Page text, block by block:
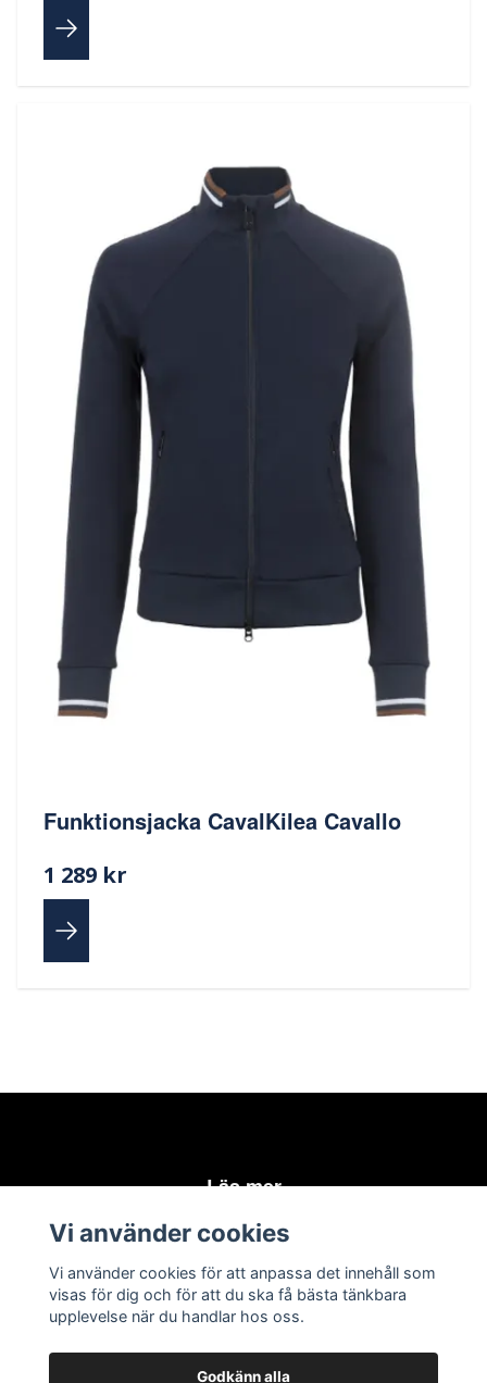
Funktionsjacka CavalKilea Cavallo
1 289 kr
Läs mer
Kontakt
Storleksguide
Köpvillkor
Vi använder cookies
Vi använder cookies för att anpassa det innehåll som
visas för dig och för att du ska få bästa tänkbara
upplevelse när du handlar hos oss.
Godkänn alla